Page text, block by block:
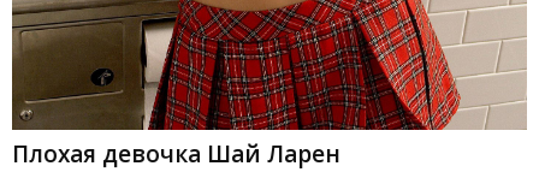
Плохая девочка Шай Ларен